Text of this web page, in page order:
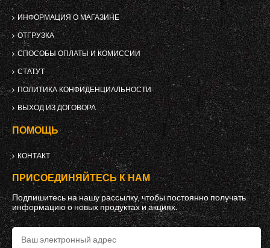
ИНФОРМАЦИЯ О МАГАЗИНЕ
ОТГРУЗКА
СПОСОБЫ ОПЛАТЫ И КОМИССИИ
СТАТУТ
ПОЛИТИКА КОНФИДЕНЦИАЛЬНОСТИ
ВЫХОД ИЗ ДОГОВОРА
ПОМОЩЬ
КОНТАКТ
ПРИСОЕДИНЯЙТЕСЬ К НАМ
Подпишитесь на нашу рассылку, чтобы постоянно получать
информацию о новых продуктах и ​​акциях.